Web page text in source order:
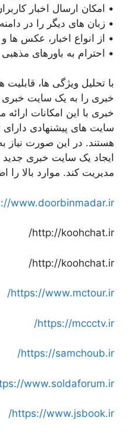
• امکان ارسال اخبار
• زبان های دیگر را در
• از انواع اخبار، عکس ها
• احترام به باورهای
با تحلیل ویژگی ها،
خبری را به یک سایت
خبری با این امکانات
سایت های پیشنهادی دارای
هستند. در این صورت نیاز
ایجاد یک سایت خبری جدید
مدیریت کند. موارد بالا را
www.doorbinmadar.ir/
http://koohchat.ir/
http://koohchat.ir/
https://www.mctour.ir/
https://mccctv.ir/
https://samchoub.ir/
www.soldaforum.ir/
https://www.jsbook.ir/